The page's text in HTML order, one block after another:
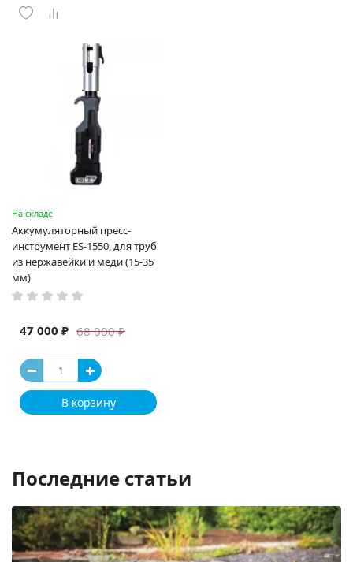
На складе
Аккумуляторный пресс-
инструмент ES-1550, для труб
из нержавейки и меди (15-35
мм)
68 000 ₽
47 000 ₽
В корзину
Последние статьи